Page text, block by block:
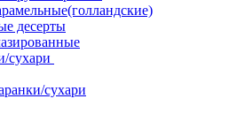
десерты
сухари
сухари